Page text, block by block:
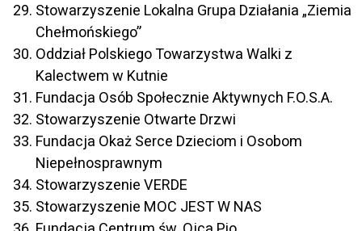
Stowarzyszenie Lokalna Grupa Działania „Ziemia
Chełmońskiego”
Oddział Polskiego Towarzystwa Walki z
Kalectwem w Kutnie
Fundacja Osób Społecznie Aktywnych F.O.S.A.
Stowarzyszenie Otwarte Drzwi
Fundacja Okaż Serce Dzieciom i Osobom
Niepełnosprawnym
Stowarzyszenie VERDE
Stowarzyszenie MOC JEST W NAS